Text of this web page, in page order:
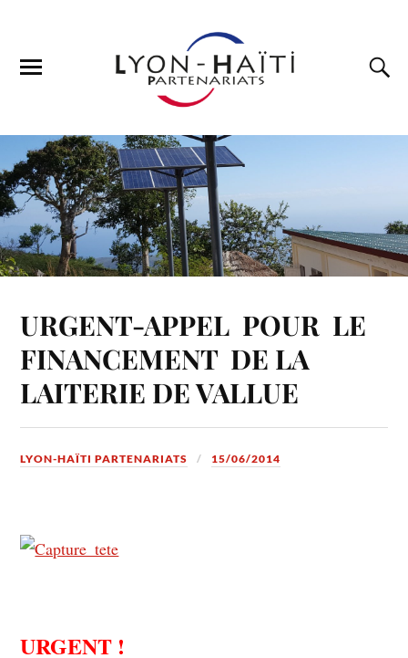
URGENT-APPEL POUR LE
FINANCEMENT DE LA
LAITERIE DE VALLUE
LYON-HAÏTI PARTENARIATS 15/06/2014
URGENT !